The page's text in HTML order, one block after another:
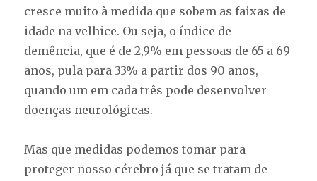
cresce muito à medida que sobem as faixas de
idade na velhice. Ou seja, o índice de
demência, que é de 2,9% em pessoas de 65 a 69
anos, pula para 33% a partir dos 90 anos,
quando um em cada três pode desenvolver
doenças neurológicas.
Mas que medidas podemos tomar para
proteger nosso cérebro já que se tratam de